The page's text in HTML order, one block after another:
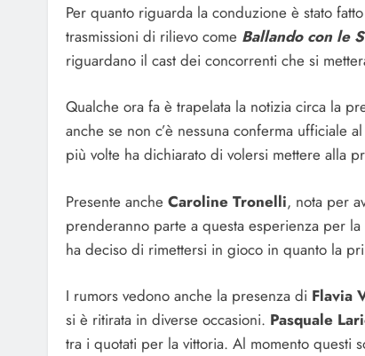
Per quanto riguarda la conduzione è stato
trasmissioni di rilievo come Ballando con le
riguardano il cast dei concorrenti che si
Qualche ora fa è trapelata la notizia circa la
anche se non c’è nessuna conferma ufficiale
più volte ha dichiarato di volersi mettere alla
Presente anche Caroline Tronelli, nota per
prenderanno parte a questa esperienza per
ha deciso di rimettersi in gioco in quanto la
I rumors vedono anche la presenza di Flavia
si è ritirata in diverse occasioni. Pasquale
tra i quotati per la vittoria. Al momento questi